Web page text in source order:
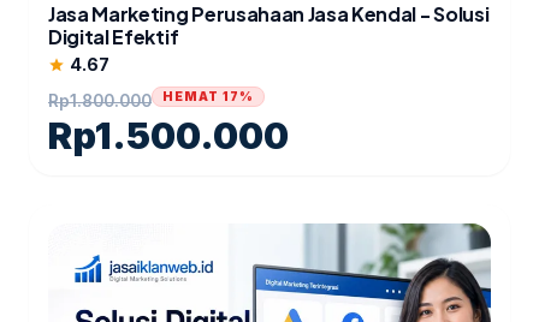
Jasa Marketing Perusahaan Jasa Kendal - Solusi
Digital Efektif
star 4.67
Rp1.800.000
Rp1.500.000
HEMAT 17%